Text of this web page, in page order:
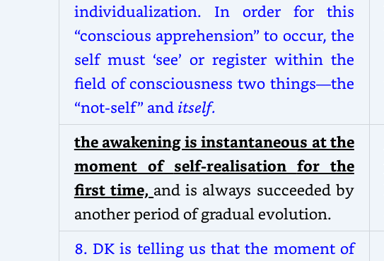
individualization. In order for this
“conscious apprehension” to occur, the
self must ‘see’ or register within the
field of consciousness two things—the
“not-self” and itself.
the awakening is instantaneous at the
moment of self-realisation for the
first time, and is always succeeded by
another period of gradual evolution.
8. DK is telling us that the moment of